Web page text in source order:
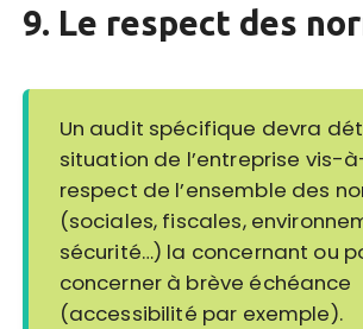
9. Le respect des
Un audit spécifique devra
situation de l’entreprise vis-
respect de l’ensemble des
(sociales, fiscales,
sécurité…) la concernant ou
concerner à brève échéance
(accessibilité par exemple).